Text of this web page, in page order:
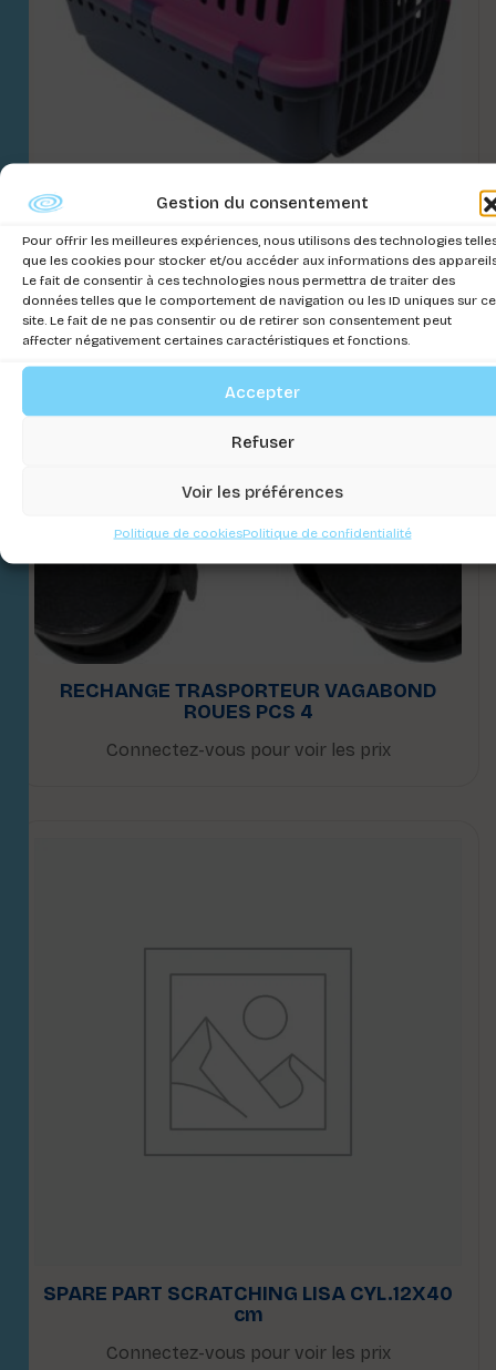
Gestion du consentement
Pour offrir les meilleures expériences, nous utilisons des technologies
que les cookies pour stocker et/ou accéder aux informations des
Le fait de consentir à ces technologies nous permettra de traiter des
données telles que le comportement de navigation ou les ID uniques sur ce
site. Le fait de ne pas consentir ou de retirer son consentement peut
affecter négativement certaines caractéristiques et fonctions.
Accepter
Refuser
Voir les préférences
Politique de cookiesPolitique de confidentialité
TRASPORTEUR GIPSY
Connectez-vous pour voir les prix
RECHANGE TRASPORTEUR VAGABOND
ROUES PCS 4
Connectez-vous pour voir les prix
SPARE PART SCRATCHING LISA CYL.12X40
cm
Connectez-vous pour voir les prix